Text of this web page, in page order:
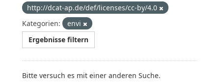
http://dcat-ap.de/def/licenses/cc-by/4.0
Kategorien:
envi
Ergebnisse filtern
Bitte versuch es mit einer anderen Suche.